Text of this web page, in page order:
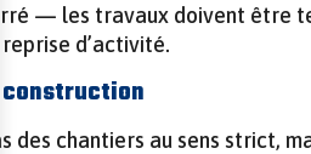
— les travaux doivent être
d’activité.
des chantiers au sens strict,